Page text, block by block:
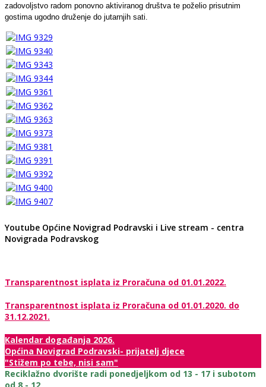
zadovoljstvo radom ponovno aktiviranog društva te poželio prisutnim
gostima ugodno druženje do jutarnjih sati.
Youtube Općine Novigrad Podravski i Live stream - centra
Novigrada Podravskog
Transparentnost isplata iz Proračuna od 01.01.2022.
Transparentnost isplata iz Proračuna od 01.01.2020. do
31.12.2021.
Kalendar događanja 2026.
Općina Novigrad Podravski- prijatelj djece
"Stižem po tebe, nisi sam"
Reciklažno dvorište radi ponedjeljkom od 13 - 17 i subotom
od 8 - 12